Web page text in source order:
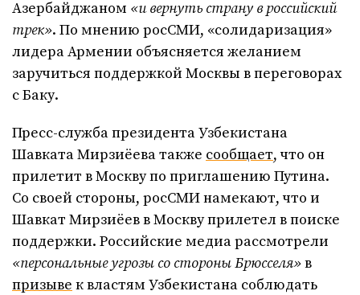
Азербайджаном «и вернуть страну в российский
трек». По мнению росСМИ, «солидаризация»
лидера Армении объясняется желанием
заручиться поддержкой Москвы в переговорах
с Баку.
Пресс-служба президента Узбекистана
Шавката Мирзиёева также сообщает, что он
прилетит в Москву по приглашению Путина.
Со своей стороны, росСМИ намекают, что и
Шавкат Мирзиёев в Москву прилетел в поиске
поддержки. Российские медиа рассмотрели
«персональные угрозы со стороны Брюсселя»в
призыве к властям Узбекистана соблюдать